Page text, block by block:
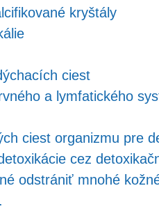
kryštály
ciest
a lymfatického
ciest organizmu pre
cez
odstrániť mnohé